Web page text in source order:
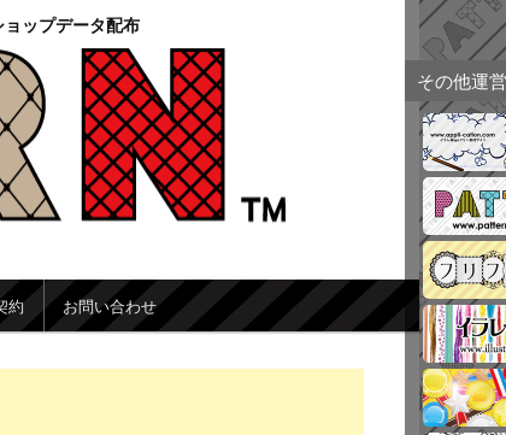
ップデータ配布
約 お問い合わせ
その他運